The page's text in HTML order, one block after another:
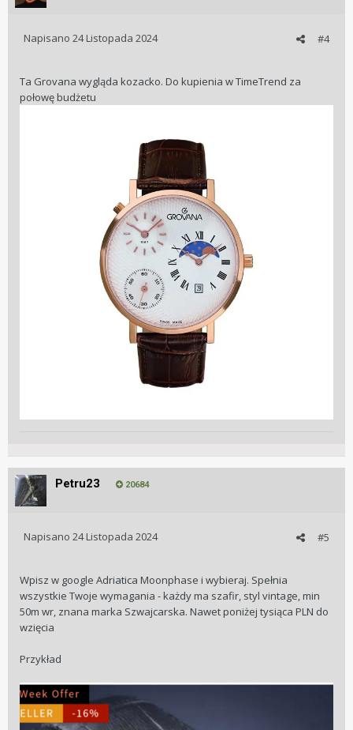
#4
Napisano 24 Listopada 2024
Ta Grovana wygląda kozacko. Do kupienia w TimeTrend za
połowę budżetu
Petru23 20684
#5
Napisano 24 Listopada 2024
Wpisz w google Adriatica Moonphase i wybieraj. Spełnia
wszystkie Twoje wymagania - każdy ma szafir, styl vintage, min
50m wr, znana marka Szwajcarska. Nawet poniżej tysiąca PLN do
wzięcia
Przykład